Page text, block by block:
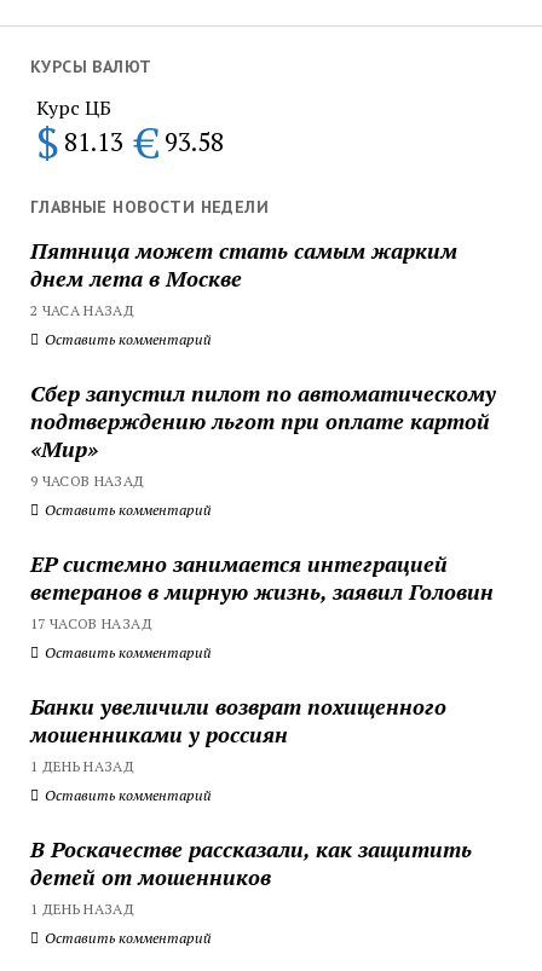
КУРСЫ ВАЛЮТ
Курс ЦБ
$ 81.13 € 93.58
ГЛАВНЫЕ НОВОСТИ НЕДЕЛИ
Пятница может стать самым жарким
днем лета в Москве
2 ЧАСА НАЗАД
Оставить комментарий
Сбер запустил пилот по автоматическому
подтверждению льгот при оплате картой
«Мир»
9 ЧАСОВ НАЗАД
Оставить комментарий
ЕР системно занимается интеграцией
ветеранов в мирную жизнь, заявил Головин
17 ЧАСОВ НАЗАД
Оставить комментарий
Банки увеличили возврат похищенного
мошенниками у россиян
1 ДЕНЬ НАЗАД
Оставить комментарий
В Роскачестве рассказали, как защитить
детей от мошенников
1 ДЕНЬ НАЗАД
Оставить комментарий